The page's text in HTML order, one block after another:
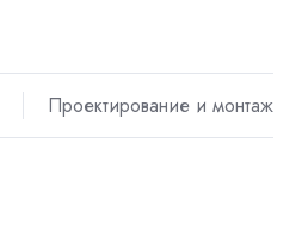
Проектирование и монтаж